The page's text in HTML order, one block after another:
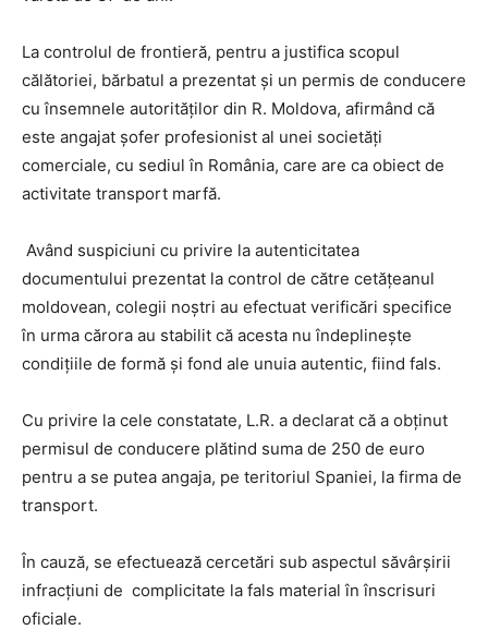
La controlul de frontieră, pentru a justifica scopul
călătoriei, bărbatul a prezentat şi un permis de conducere
cu însemnele autorităților din R. Moldova, afirmând că
este angajat şofer profesionist al unei societăţi
comerciale, cu sediul în România, care are ca obiect de
activitate transport marfă.
Având suspiciuni cu privire la autenticitatea
documentului prezentat la control de către cetăţeanul
moldovean, colegii noștri au efectuat verificări specifice
în urma cărora au stabilit că acesta nu îndeplinește
condițiile de formă și fond ale unuia autentic, fiind fals.
Cu privire la cele constatate, L.R. a declarat că a obţinut
permisul de conducere plătind suma de 250 de euro
pentru a se putea angaja, pe teritoriul Spaniei, la firma de
transport.
În cauză, se efectuează cercetări sub aspectul săvârşirii
infracţiuni de complicitate la fals material în înscrisuri
oficiale.